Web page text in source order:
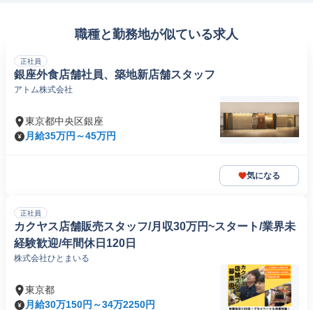
職種と勤務地が似ている求人
正社員
銀座外食店舗社員、築地新店舗スタッフ
アトム株式会社
東京都中央区銀座
月給35万円～45万円
気になる
正社員
カクヤス店舗販売スタッフ/月収30万円~スタート/業界未
経験歓迎/年間休日120日
株式会社ひとまいる
東京都
月給30万150円～34万2250円